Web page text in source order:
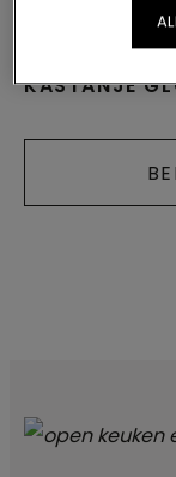
KASTANJE
LILLEHAMMER PRO
L0274-08306